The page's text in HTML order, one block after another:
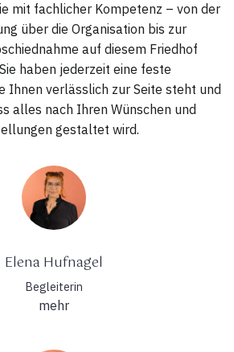
mit fachlicher Kompetenz – von der
über die Organisation bis zur
auf diesem Friedhof
haben jederzeit eine feste
Ihnen verlässlich zur Seite steht und
alles nach Ihren Wünschen und
gestaltet wird.
Elena Hufnagel
Begleiterin
mehr